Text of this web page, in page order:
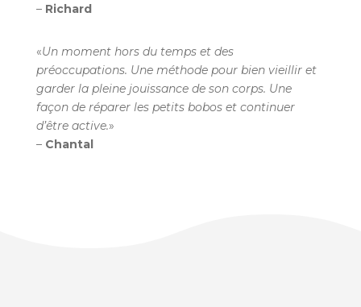
– Richard
«Un moment hors du temps et des
préoccupations. Une méthode pour bien vieillir et
garder la pleine jouissance de son corps. Une
façon de réparer les petits bobos et continuer
d’être active.»
– Chantal